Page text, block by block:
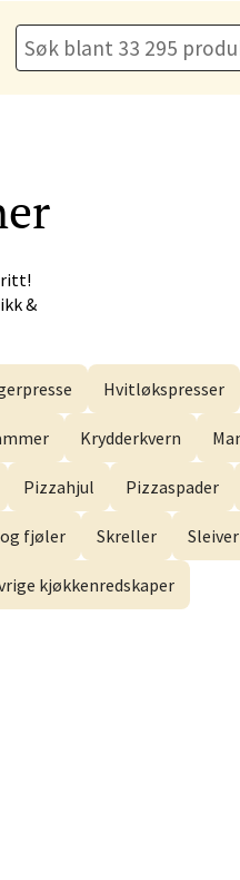
&
Hvitløkspresser
Krydderkvern
Pizzahjul Pizzaspader
fjøler Skreller
kjøkkenredskaper